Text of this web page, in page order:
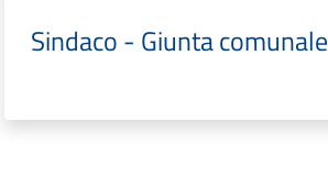
Sindaco - Giunta comunale